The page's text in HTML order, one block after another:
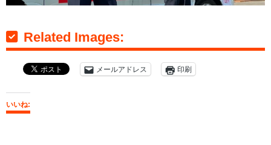
Related Images:
メールアドレス 印刷
いいね: